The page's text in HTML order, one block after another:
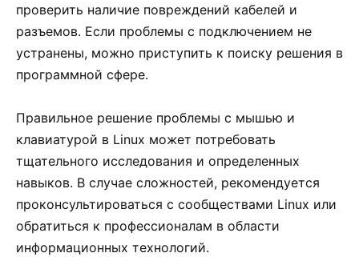
проверить наличие повреждений кабелей и
разъемов. Если проблемы с подключением не
устранены, можно приступить к поиску решения в
программной сфере.
Правильное решение проблемы с мышью и
клавиатурой в Linux может потребовать
тщательного исследования и определенных
навыков. В случае сложностей, рекомендуется
проконсультироваться с сообществами Linux или
обратиться к профессионалам в области
информационных технологий.